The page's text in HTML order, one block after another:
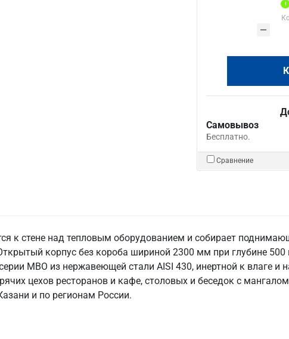
Самовывоз
Бесплатно.
Сравнение
к стене над тепловым оборудованием и собирает
корпус без короба шириной 2300 мм при глубине
МВО из нержавеющей стали AISI 430, инертной к влаге и
цехов ресторанов и кафе, столовых и беседок с
и по регионам России.